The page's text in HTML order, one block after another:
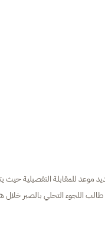
موعد للمقابلة التفصيلية حيث
اللجوء التحلي بالصبر خلال